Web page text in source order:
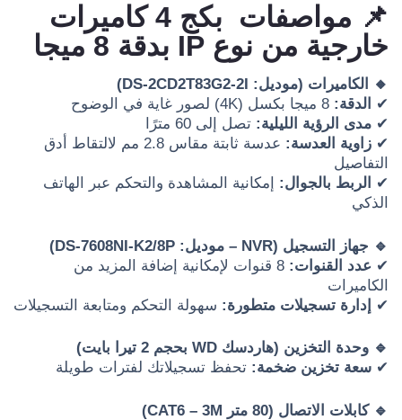
📌 مواصفات بكج 4 كاميرات
خارجية من نوع IP بدقة 8 ميجا
🔸 الكاميرات (موديل: DS-2CD2T83G2-2I)
✔
الدقة:
✔ مدى الرؤية الليلية: تصل إلى 60 مترًا
✔ زاوية العدسة:
عدسة ثابتة مقاس 2.8 مم لالتقاط أدق
التفاصيل
✔
الربط بالجوال: إمكانية المشاهدة والتحكم عبر الهاتف
الذكي
🔹 جهاز التسجيل (NVR – موديل: DS-7608NI-K2/8P)
✔ عدد القنوات:
8 قنوات لإمكانية إضافة المزيد من
الكاميرات
✔ إدارة تسجيلات متطورة: سهولة التحكم ومتابعة التسجيلات
🔹 وحدة التخزين (هاردسك WD بحجم 2 تيرا بايت)
✔ سعة تخزين ضخمة: تحفظ تسجيلاتك لفترات طويلة
🔹 كابلات الاتصال (80 متر CAT6 – 3M)